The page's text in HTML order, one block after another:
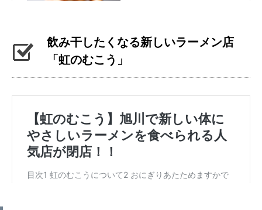
飲み干したくなる新しいラーメン店
「虹のむこう」